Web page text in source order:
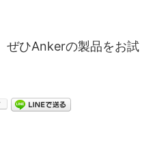
ぜひAnkerの製品をお試